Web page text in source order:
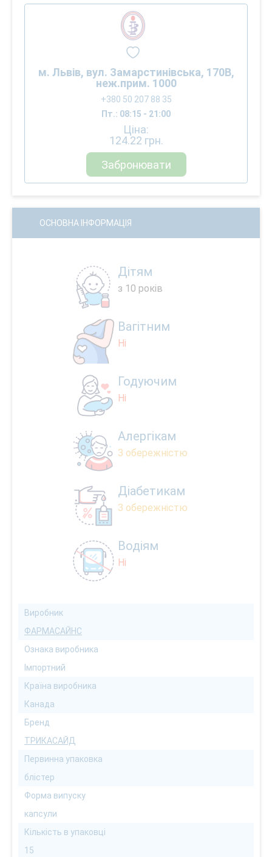
м. Львів, вул. Замарстинівська, 170В,
неж.прим. 1000
+380 50 207 88 35
Пт.: 08:15 - 21:00
Ціна:
124.22 грн.
Забронювати
ОСНОВНА ІНФОРМАЦІЯ
Дітям
з 10 років
Вагітним
Ні
Годуючим
Ні
Алергікам
З обережністю
Діабетикам
З обережністю
Водіям
Ні
Виробник
ФАРМАСАЙНС
Ознака виробника
Імпортний
Країна виробника
Канада
Бренд
ТРИКАСАЙД
Первинна упаковка
блістер
Форма випуску
капсули
Кількість в упаковці
15